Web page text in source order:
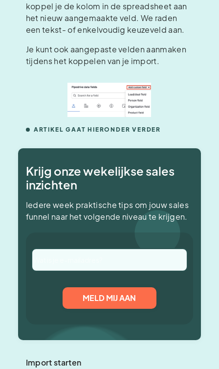
koppel je de kolom in de spreadsheet aan
het nieuw aangemaakte veld. We raden
een tekst- of enkelvoudig keuzeveld aan.
Je kunt ook aangepaste velden aanmaken
tijdens het koppelen van je import.
ARTIKEL GAAT HIERONDER VERDER
Krijg onze wekelijkse sales
inzichten
Iedere week praktische tips om jouw sales
funnel naar het volgende niveau te krijgen.
Import starten